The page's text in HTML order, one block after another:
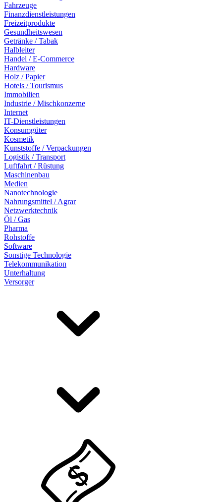
Fahrzeuge
Finanzdienstleistungen
Freizeitprodukte
Gesundheitswesen
Getränke / Tabak
Halbleiter
Handel / E-Commerce
Hardware
Holz / Papier
Hotels / Tourismus
Immobilien
Industrie / Mischkonzerne
Internet
IT-Dienstleistungen
Konsumgüter
Kosmetik
Kunststoffe / Verpackungen
Logistik / Transport
Luftfahrt / Rüstung
Maschinenbau
Medien
Nanotechnologie
Nahrungsmittel / Agrar
Netzwerktechnik
Öl / Gas
Pharma
Rohstoffe
Software
Sonstige Technologie
Telekommunikation
Unterhaltung
Versorger